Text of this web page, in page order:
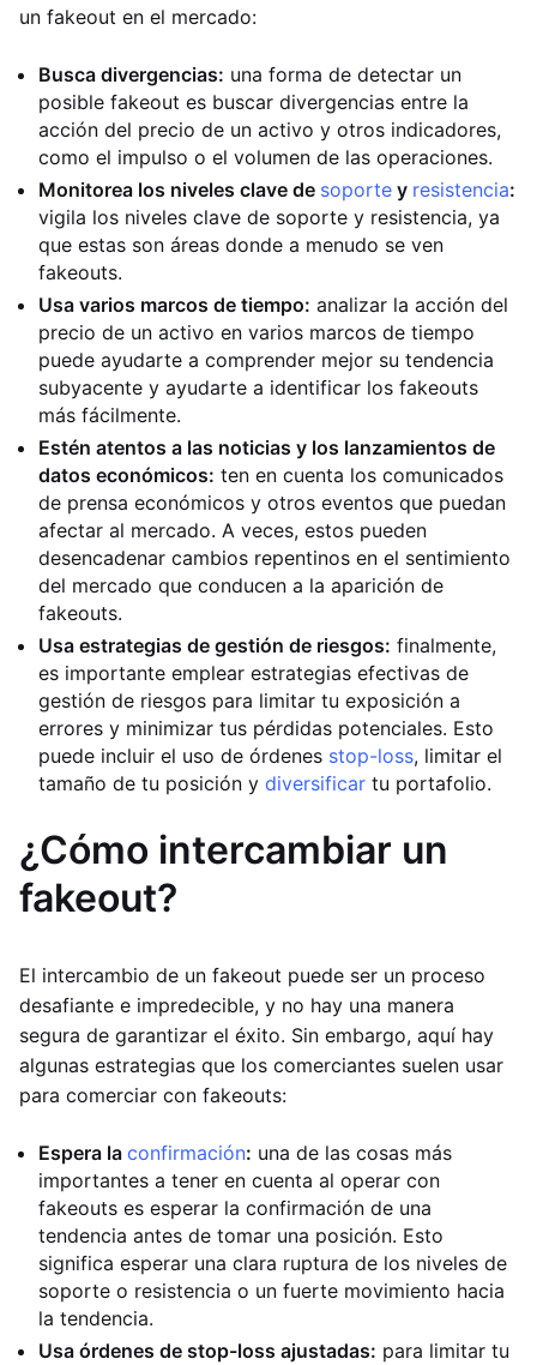
un fakeout en el mercado:
Busca divergencias: una forma de detectar un
posible fakeout es buscar divergencias entre la
acción del precio de un activo y otros indicadores,
como el impulso o el volumen de las operaciones.
Monitorea los niveles clave de soporte y resistencia:
vigila los niveles clave de soporte y resistencia, ya
que estas son áreas donde a menudo se ven
fakeouts.
Usa varios marcos de tiempo: analizar la acción del
precio de un activo en varios marcos de tiempo
puede ayudarte a comprender mejor su tendencia
subyacente y ayudarte a identificar los fakeouts
más fácilmente.
Estén atentos a las noticias y los lanzamientos de
datos económicos: ten en cuenta los comunicados
de prensa económicos y otros eventos que puedan
afectar al mercado. A veces, estos pueden
desencadenar cambios repentinos en el sentimiento
del mercado que conducen a la aparición de
fakeouts.
Usa estrategias de gestión de riesgos: finalmente,
es importante emplear estrategias efectivas de
gestión de riesgos para limitar tu exposición a
errores y minimizar tus pérdidas potenciales. Esto
puede incluir el uso de órdenes stop-loss, limitar el
tamaño de tu posición y diversificar tu portafolio.
¿Cómo intercambiar un
fakeout?
El intercambio de un fakeout puede ser un proceso
desafiante e impredecible, y no hay una manera
segura de garantizar el éxito. Sin embargo, aquí hay
algunas estrategias que los comerciantes suelen usar
para comerciar con fakeouts:
Espera la confirmación: una de las cosas más
importantes a tener en cuenta al operar con
fakeouts es esperar la confirmación de una
tendencia antes de tomar una posición. Esto
significa esperar una clara ruptura de los niveles de
soporte o resistencia o un fuerte movimiento hacia
la tendencia.
Usa órdenes de stop-loss ajustadas: para limitar tu